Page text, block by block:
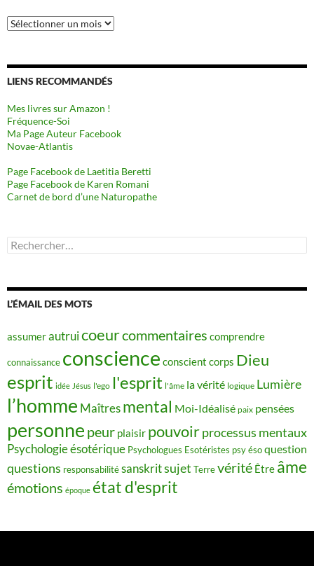
Archives
LIENS RECOMMANDÉS
Mes livres sur Amazon !
Fréquence-Soi
Ma Page Auteur Facebook
Novae-Atlantis
Page Facebook de Laetitia Beretti
Page Facebook de Karen Romani
Carnet de bord d’une Naturopathe
Rechercher :
L’ÉMAIL DES MOTS
assumerautruicoeurcommentaires comprendre
connaissance conscience conscient corps Dieu
esprit idée Jésus l'ego l'esprit l'âme la vérité logique Lumière
l’homme Maîtres mental Moi-Idéalisé paix pensées
personne peur plaisir pouvoirprocessus mentaux
Psychologie ésotérique Psychologues Esotéristes psy ésoquestion
questions responsabilitésanskritsujet Terrevérité Être âme
émotions époque état d'esprit